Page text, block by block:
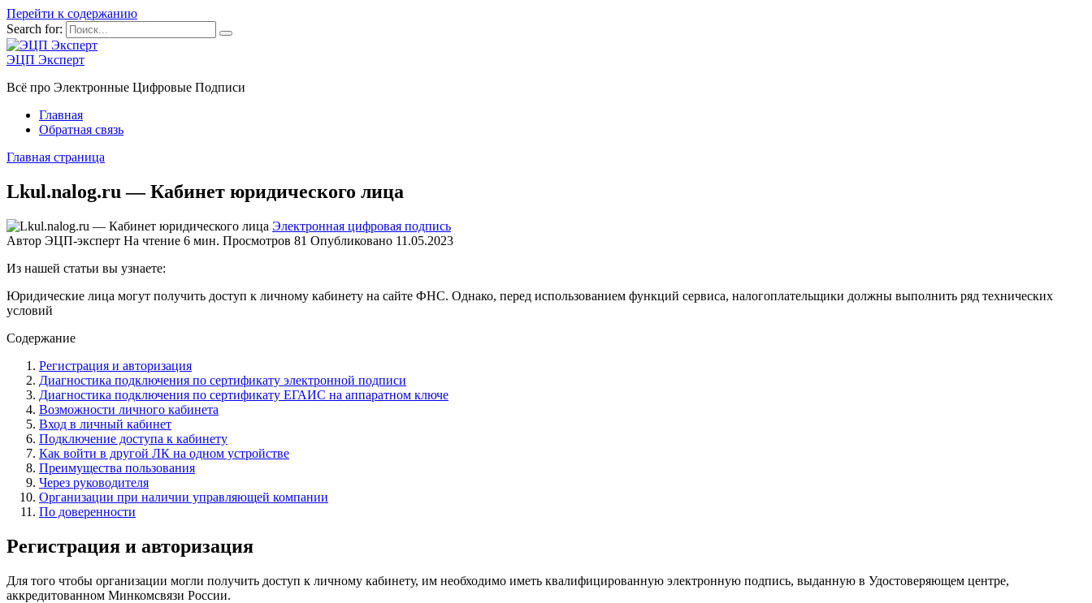
Перейти к содержанию
Search for:
ЭЦП Эксперт
Всё про Электронные Цифровые Подписи
Главная
Обратная связь
Главная страница
Lkul.nalog.ru — Кабинет юридического лица
Электронная цифровая подпись
Автор ЭЦП-эксперт На чтение 6 мин. Просмотров 81 Опубликовано 11.05.2023
Из нашей статьи вы узнаете:
Юридические лица могут получить доступ к личному кабинету на сайте ФНС. Однако, перед использованием функций сервиса, налогоплательщики должны выполнить ряд технических
условий
Содержание
Регистрация и авторизация
Диагностика подключения по сертификату электронной подписи
Диагностика подключения по сертификату ЕГАИС на аппаратном ключе
Возможности личного кабинета
Вход в личный кабинет
Подключение доступа к кабинету
Как войти в другой ЛК на одном устройстве
Преимущества пользования
Через руководителя
Организации при наличии управляющей компании
По доверенности
Регистрация и авторизация
Для того чтобы организации могли получить доступ к личному кабинету, им необходимо иметь квалифицированную электронную подпись, выданную в Удостоверяющем центре,
аккредитованном Минкомсвязи России.